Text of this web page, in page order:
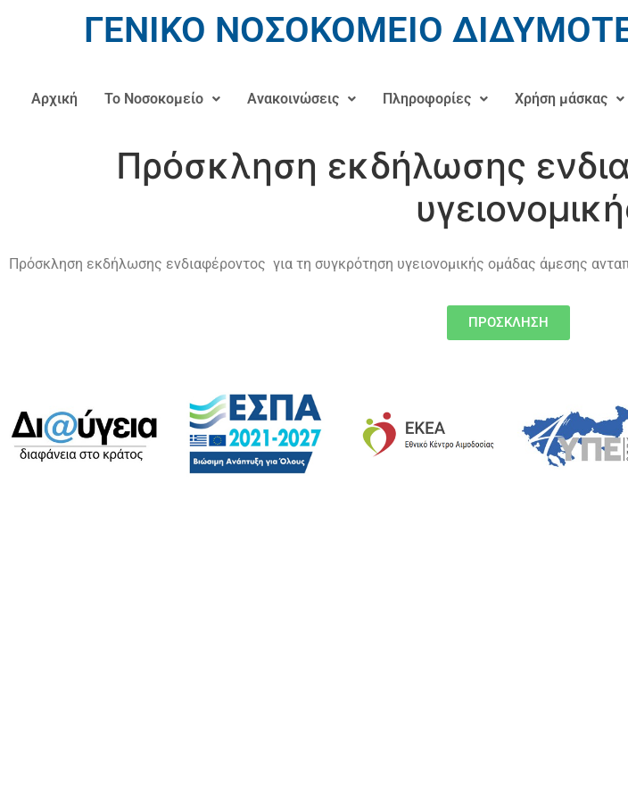
ΓΕΝΙΚΟ ΝΟΣΟΚΟΜΕΙΟ
Αρχική Το Νοσοκομείο Ανακοινώσεις Πληροφορίες Χρήση μάσκας
Πρόσκληση εκδήλωσης
Πρόσκληση εκδήλωσης ενδιαφέροντος για τη συγκρότηση υγειονομικής ομάδας άμεσης
ΠΡΟΣΚΛΗΣΗ